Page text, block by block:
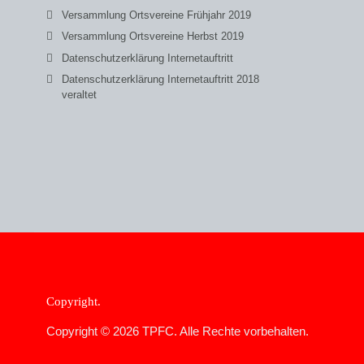
Versammlung Ortsvereine Frühjahr 2019
Versammlung Ortsvereine Herbst 2019
Datenschutzerklärung Internetauftritt
Datenschutzerklärung Internetauftritt 2018
veraltet
Copyright
Copyright © 2026 TPFC. Alle Rechte vorbehalten.